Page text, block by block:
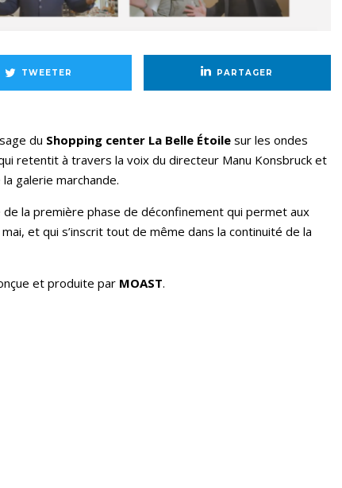
TWEETER PARTAGER
du Shopping center La Belle Étoile sur les ondes
retentit à travers la voix du directeur Manu Konsbruck et
galerie marchande.
de la première phase de déconfinement qui permet aux
et qui s’inscrit tout de même dans la continuité de la
et produite par MOAST.